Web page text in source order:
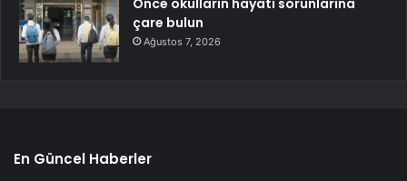
Önce okulların hayati sorunlarına
çare bulun
Ağustos 7, 2026
En Güncel Haberler